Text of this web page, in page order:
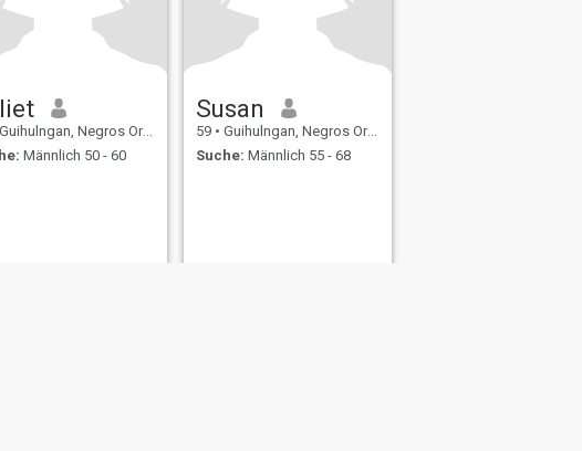
Guihulngan, Negros Oriental, Philippinen
Männlich 50 - 60
Susan
59 • Guihulngan, Negros Oriental, Philippinen
Suche: Männlich 55 - 68